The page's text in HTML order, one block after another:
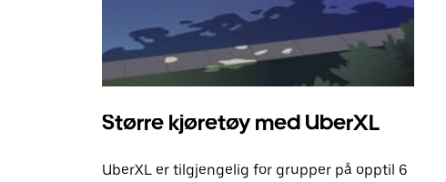
Større kjøretøy med UberXL
UberXL er tilgjengelig for grupper på opptil 6